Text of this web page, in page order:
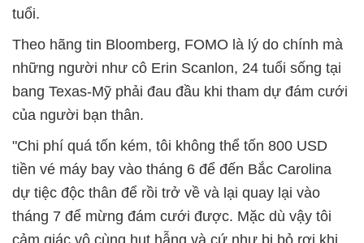
tuổi.
Theo hãng tin Bloomberg, FOMO là lý do chính mà
những người như cô Erin Scanlon, 24 tuổi sống tại
bang Texas-Mỹ phải đau đầu khi tham dự đám cưới
của người bạn thân.
"Chi phí quá tốn kém, tôi không thể tốn 800 USD
tiền vé máy bay vào tháng 6 để đến Bắc Carolina
dự tiệc độc thân để rồi trở về và lại quay lại vào
tháng 7 để mừng đám cưới được. Mặc dù vậy tôi